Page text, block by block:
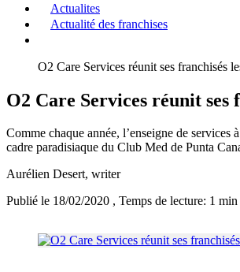
Actualites
Actualité des franchises
O2 Care Services réunit ses franchisés
O2 Care Services réunit ses
Comme chaque année, l’enseigne de
cadre paradisiaque du Club Med de Punta
Aurélien Desert, writer
Publié le 18/02/2020 , Temps de lecture: 1 min